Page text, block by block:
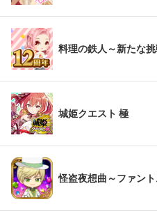
料理の鉄人～新たな
城姫クエスト 極
怪盗夜想曲～ファン